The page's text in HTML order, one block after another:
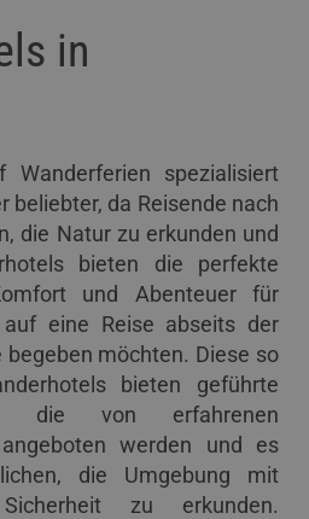
in
spezialisiert
beliebter, da Reisende nach
die Natur zu erkunden und
bieten die perfekte
und Abenteuer für
eine Reise abseits der
möchten. Diese so
bieten geführte
die von erfahrenen
werden und es
die Umgebung mit
zu erkunden.